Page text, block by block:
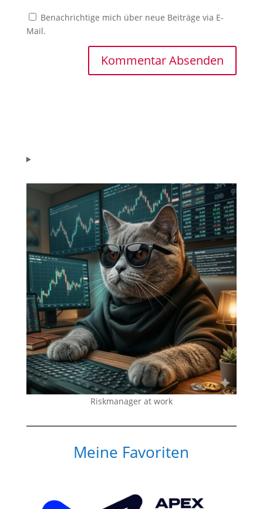
Benachrichtige mich über neue Beiträge via E-
Mail.
Riskmanager at work
Meine Favoriten